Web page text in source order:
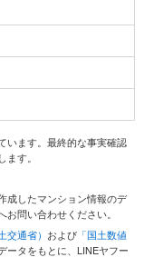
います。最終的な事実確認
す。
成したマンション情報のデ
問い合わせください。
通省） および 「国土数値
ータをもとに、LINEヤフー